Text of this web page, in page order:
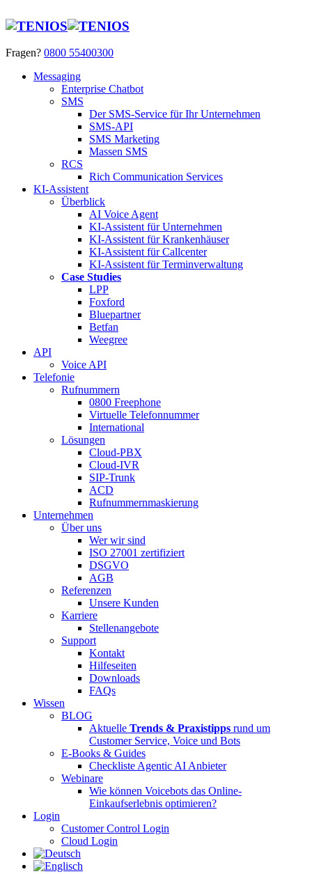
Fragen? 0800 55400300
Messaging
Enterprise Chatbot
SMS
Der SMS-Service für Ihr Unternehmen
SMS-API
SMS Marketing
Massen SMS
RCS
Rich Communication Services
KI-Assistent
Überblick
AI Voice Agent
KI-Assistent für Unternehmen
KI-Assistent für Krankenhäuser
KI-Assistent für Callcenter
KI-Assistent für Terminverwaltung
Case Studies
LPP
Foxford
Bluepartner
Betfan
Weegree
API
Voice API
Telefonie
Rufnummern
0800 Freephone
Virtuelle Telefonnummer
International
Lösungen
Cloud-PBX
Cloud-IVR
SIP-Trunk
ACD
Rufnummernmaskierung
Unternehmen
Über uns
Wer wir sind
ISO 27001 zertifiziert
DSGVO
AGB
Referenzen
Unsere Kunden
Karriere
Stellenangebote
Support
Kontakt
Hilfeseiten
Downloads
FAQs
Wissen
BLOG
Aktuelle Trends & Praxistipps rund um
Customer Service, Voice und Bots
E-Books & Guides
Checkliste Agentic AI Anbieter
Webinare
Wie können Voicebots das Online-
Einkaufserlebnis optimieren?
Login
Customer Control Login
Cloud Login